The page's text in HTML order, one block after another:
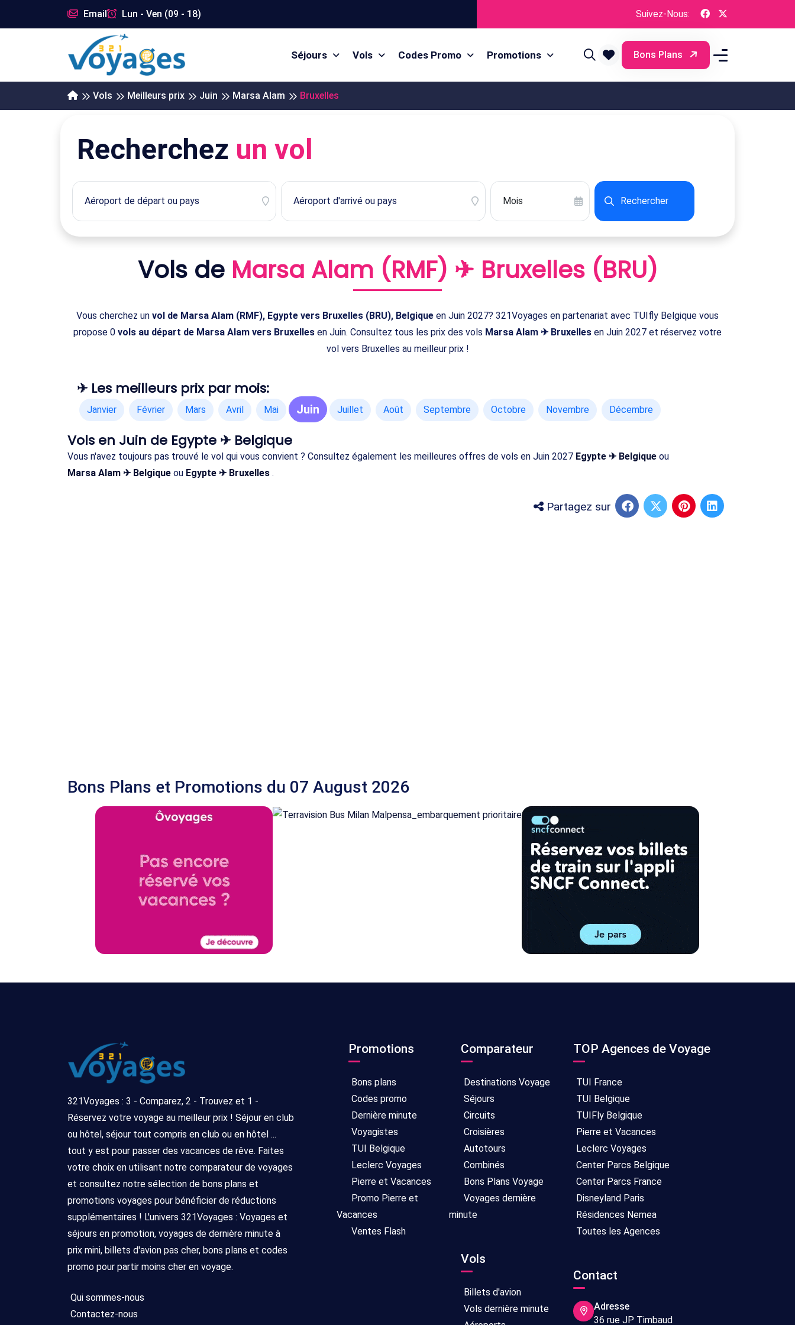
Email Lun - Ven (09 - 18) Suivez-Nous:
Séjours Vols Codes Promo Promotions Bons Plans
Vols Meilleurs prix Juin Marsa Alam Bruxelles
Recherchez un vol
Rechercher
Vols de Marsa Alam (RMF) ✈ Bruxelles (BRU)
Vous cherchez un vol de Marsa Alam (RMF), Egypte vers Bruxelles (BRU), Belgique en Juin 2027? 321Voyages en partenariat avec TUIfly Belgique vous
propose 0 vols au départ de Marsa Alam vers Bruxelles en Juin. Consultez tous les prix des vols Marsa Alam ✈ Bruxelles en Juin 2027 et réservez votre
vol vers Bruxelles au meilleur prix !
✈ Les meilleurs prix par mois:
Janvier Février Mars Avril Mai Juin Juillet Août Septembre Octobre Novembre Décembre
Vols en Juin de Egypte ✈ Belgique
Vous n'avez toujours pas trouvé le vol qui vous convient ? Consultez également les meilleures offres de vols en Juin 2027 Egypte ✈ Belgique ou
Marsa Alam ✈ Belgique ou Egypte ✈ Bruxelles .
Partagez sur
Bons Plans et Promotions du 07 August 2026
321Voyages : 3 - Comparez, 2 - Trouvez et 1 -
Réservez votre voyage au meilleur prix ! Séjour en club
ou hôtel, séjour tout compris en club ou en hôtel ...
tout y est pour passer des vacances de rêve. Faites
votre choix en utilisant notre comparateur de voyages
et consultez notre sélection de bons plans et
promotions voyages pour bénéficier de réductions
supplémentaires ! L'univers 321Voyages : Voyages et
séjours en promotion, voyages de dernière minute à
prix mini, billets d'avion pas cher, bons plans et codes
promo pour partir moins cher en voyage.
Qui sommes-nous
Contactez-nous
Promotions
Bons plans
Codes promo
Dernière minute
Voyagistes
TUI Belgique
Leclerc Voyages
Pierre et Vacances
Promo Pierre et
Vacances
Ventes Flash
Comparateur
Destinations Voyage
Séjours
Circuits
Croisières
Autotours
Combinés
Bons Plans Voyage
Voyages dernière
minute
Vols
Billets d'avion
Vols dernière minute
TOP Agences de Voyage
TUI France
TUI Belgique
TUIFly Belgique
Pierre et Vacances
Leclerc Voyages
Center Parcs Belgique
Center Parcs France
Disneyland Paris
Résidences Nemea
Toutes les Agences
Contact
Adresse
36 rue JP Timbaud